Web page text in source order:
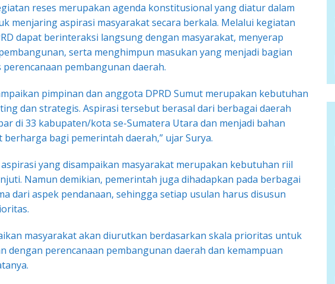
reses merupakan agenda konstitusional yang diatur dalam
menjaring aspirasi masyarakat secara berkala. Melalui kegiatan
dapat berinteraksi langsung dengan masyarakat, menyerap
serta menghimpun masukan yang menjadi bagian
pembangunan daerah.
pimpinan dan anggota DPRD Sumut merupakan kebutuhan
dan strategis. Aspirasi tersebut berasal dari berbagai daerah
di 33 kabupaten/kota se-Sumatera Utara dan menjadi bahan
berharga bagi pemerintah daerah,” ujar Surya.
yang disampaikan masyarakat merupakan kebutuhan riil
Namun demikian, pemerintah juga dihadapkan pada berbagai
dari aspek pendanaan, sehingga setiap usulan harus disusun
masyarakat akan diurutkan berdasarkan skala prioritas untuk
dengan perencanaan pembangunan daerah dan kemampuan